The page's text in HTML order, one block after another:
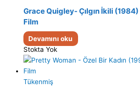
Grace Quigley- Çılgın İkili
Film
Devamını oku
Stokta Yok
Tükenmiş